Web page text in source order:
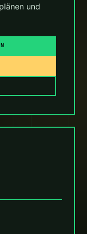
und